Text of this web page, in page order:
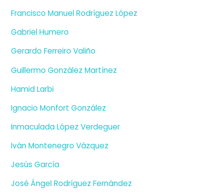
Francisco Manuel Rodríguez López
Gabriel Humero
Gerardo Ferreiro Valiño
Guillermo González Martínez
Hamid Larbi
Ignacio Monfort González
Inmaculada López Verdeguer
Iván Montenegro Vázquez
Jesús García
José Ángel Rodríguez Fernández